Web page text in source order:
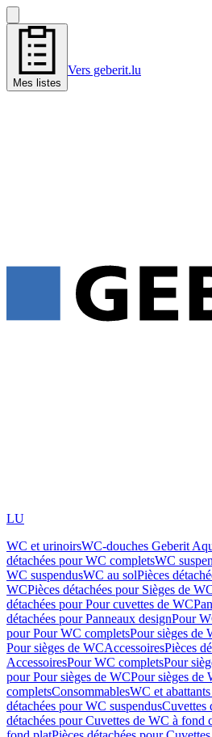
Mes listes
Vers geberit.lu
LU
WC et urinoirsWC-douches Geberit
détachées pour WC completsWC
WC suspendusWC au solPièces
WCPièces détachées pour Sièges de
détachées pour Pour cuvettes de WC
détachées pour Panneaux designPour
pour Pour WC completsPour sièges de
Pour sièges de WCAccessoiresPièces
AccessoiresPour WC completsPour
pour Pour sièges de WCPour sièges de
completsConsommablesWC et
détachées pour WC suspendusCuvettes
détachées pour Cuvettes de WC à fond